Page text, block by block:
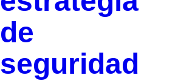
de
seguridad